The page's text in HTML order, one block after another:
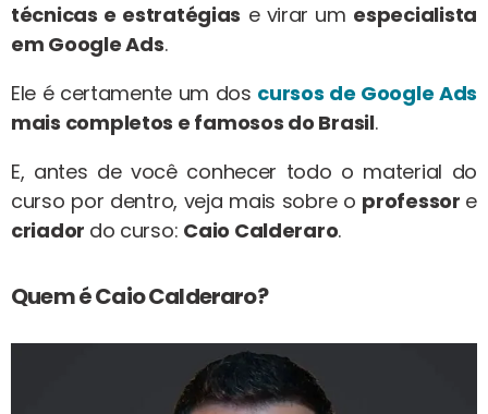
técnicas e estratégias e virar um especialista
em Google Ads.
Ele é certamente um dos cursos de Google Ads
mais completos e famosos do Brasil.
E, antes de você conhecer todo o material do
curso por dentro, veja mais sobre o professor e
criador do curso: Caio Calderaro.
Quem é Caio Calderaro?